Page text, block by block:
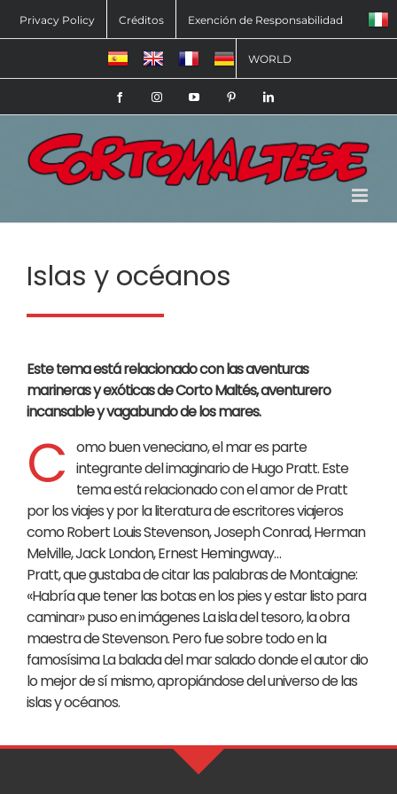
to
Privacy Policy Créditos Exención de Responsabilidad
WORLD
FacebookInstagramYouTube PinterestLinkedIn
Islas y océanos
Este tema está relacionado con las aventuras
marineras y exóticas de Corto Maltés, aventurero
incansable y vagabundo de los mares.
C omo buen veneciano, el mar es parte
integrante del imaginario de Hugo Pratt. Este
tema está relacionado con el amor de Pratt
por los viajes y por la literatura de escritores viajeros
como Robert Louis Stevenson, Joseph Conrad, Herman
Melville, Jack London, Ernest Hemingway…
Pratt, que gustaba de citar las palabras de Montaigne:
«Habría que tener las botas en los pies y estar listo para
caminar» puso en imágenes La isla del tesoro, la obra
maestra de Stevenson. Pero fue sobre todo en la
famosísima La balada del mar salado donde el autor dio
lo mejor de sí mismo, apropiándose del universo de las
islas y océanos.